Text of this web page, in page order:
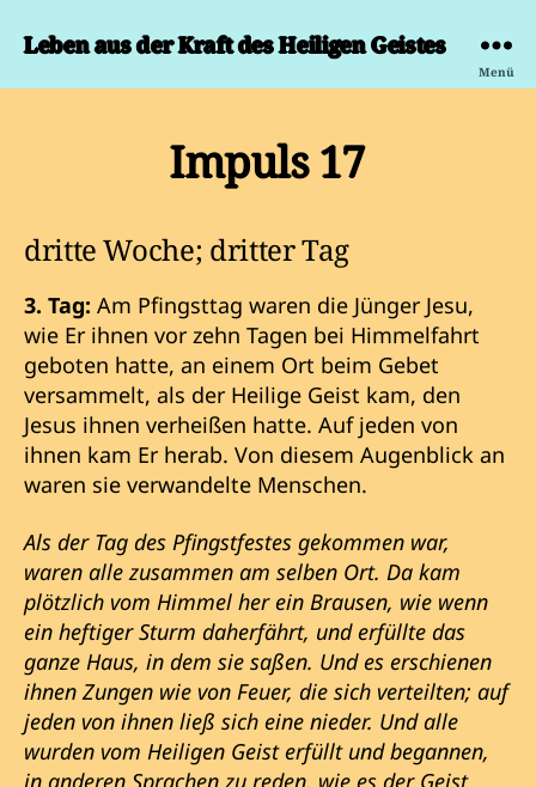
Leben aus der Kraft des Heiligen Geistes
Menü
Impuls 17
dritte Woche; dritter Tag
3. Tag: Am Pfingsttag waren die Jünger Jesu,
wie Er ihnen vor zehn Tagen bei Himmelfahrt
geboten hatte, an einem Ort beim Gebet
versammelt, als der Heilige Geist kam, den
Jesus ihnen verheißen hatte. Auf jeden von
ihnen kam Er herab. Von diesem Augenblick an
waren sie verwandelte Menschen.
Als der Tag des Pfingstfestes gekommen war,
waren alle zusammen am selben Ort. Da kam
plötzlich vom Himmel her ein Brausen, wie wenn
ein heftiger Sturm daherfährt, und erfüllte das
ganze Haus, in dem sie saßen. Und es erschienen
ihnen Zungen wie von Feuer, die sich verteilten; auf
jeden von ihnen ließ sich eine nieder. Und alle
wurden vom Heiligen Geist erfüllt und begannen,
in anderen Sprachen zu reden, wie es der Geist